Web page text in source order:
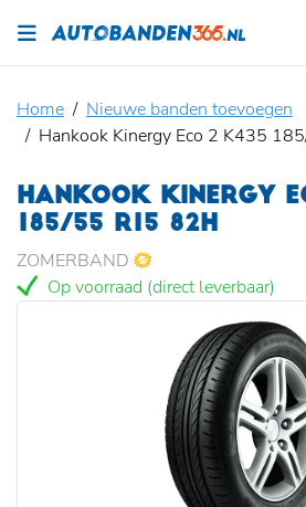
Home
Nieuwe banden toevoegen
Hankook Kinergy Eco 2 K435
HANKOOK KINERGY
185/55 R15 82H
ZOMERBAND
Op voorraad (direct leverbaar)